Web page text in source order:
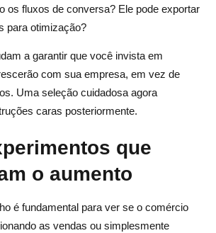
os fluxos de conversa? Ele pode exportar
para otimização?
a garantir que você invista em
com sua empresa, em vez de
Uma seleção cuidadosa agora
caras posteriormente.
que
o aumento
é fundamental para ver se o comércio
as vendas ou simplesmente